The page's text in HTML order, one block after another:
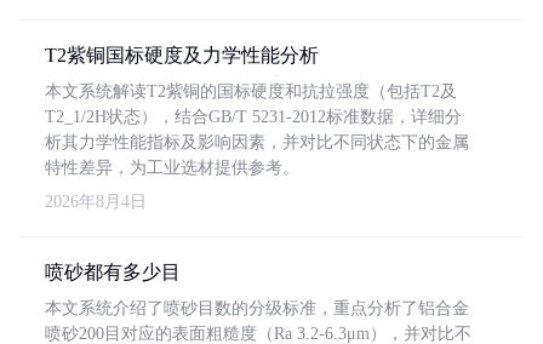
T2紫铜国标硬度及力学性能分析
本文系统解读T2紫铜的国标硬度和抗拉强度（包括T2及
T2_1/2H状态），结合GB/T 5231-2012标准数据，详细分
析其力学性能指标及影响因素，并对比不同状态下的金属
特性差异，为工业选材提供参考。
2026年8月4日
喷砂都有多少目
本文系统介绍了喷砂目数的分级标准，重点分析了铝合金
喷砂200目对应的表面粗糙度（Ra 3.2-6.3μm），并对比不